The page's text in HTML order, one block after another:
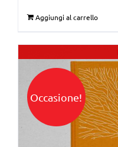
Aggiungi al carrello
Occasione!